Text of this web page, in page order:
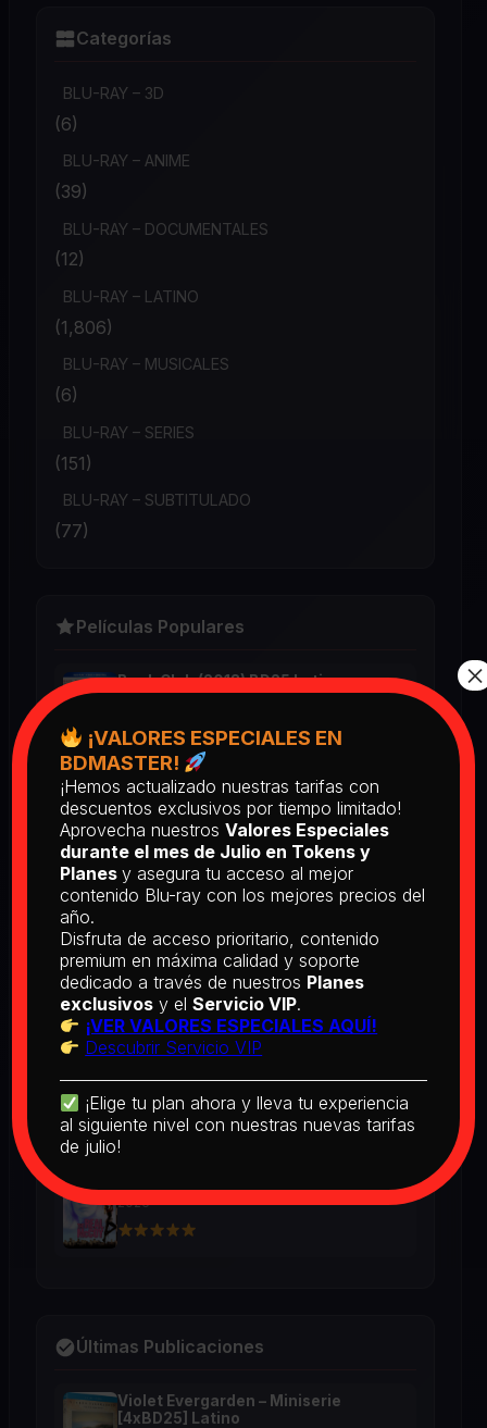
Categorías
BLU-RAY – 3D
(6)
BLU-RAY – ANIME
(39)
BLU-RAY – DOCUMENTALES
(12)
BLU-RAY – LATINO
(1,806)
BLU-RAY – MUSICALES
(6)
BLU-RAY – SERIES
(151)
BLU-RAY – SUBTITULADO
(77)
Películas Populares
Book Club (2018) BD25 Latino
[PEDIDO] The Man Who Fell to
Earth [Criterion Collection] (1976)
BD25 Subtitulado
2026
Return of the Living Dead: Part II
(1988) BD25 Latino
2025
[PEDIDO] Boogie Nights (1997) BD25
2026
2026
Últimas Publicaciones
Violet Evergarden – Miniserie
[4xBD25] Latino
¡VALORES ESPECIALES EN
BDMASTER!
¡Hemos actualizado nuestras tarifas con
descuentos exclusivos por tiempo limitado!
Aprovecha nuestros Valores Especiales
durante el mes de Julio en Tokens y
Planes y asegura tu acceso al mejor
contenido Blu-ray con los mejores precios del
año.
Disfruta de acceso prioritario, contenido
premium en máxima calidad y soporte
dedicado a través de nuestros Planes
exclusivos y el Servicio VIP.
¡VER VALORES ESPECIALES AQUÍ!
Descubrir Servicio VIP
¡Elige tu plan ahora y lleva tu experiencia
al siguiente nivel con nuestras nuevas tarifas
de julio!
×